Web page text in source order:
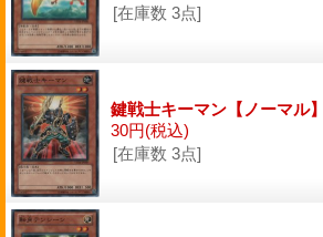
[在庫数 3点]
鍵戦士キーマン【ノーマル】
30円(税込)
[在庫数 3点]